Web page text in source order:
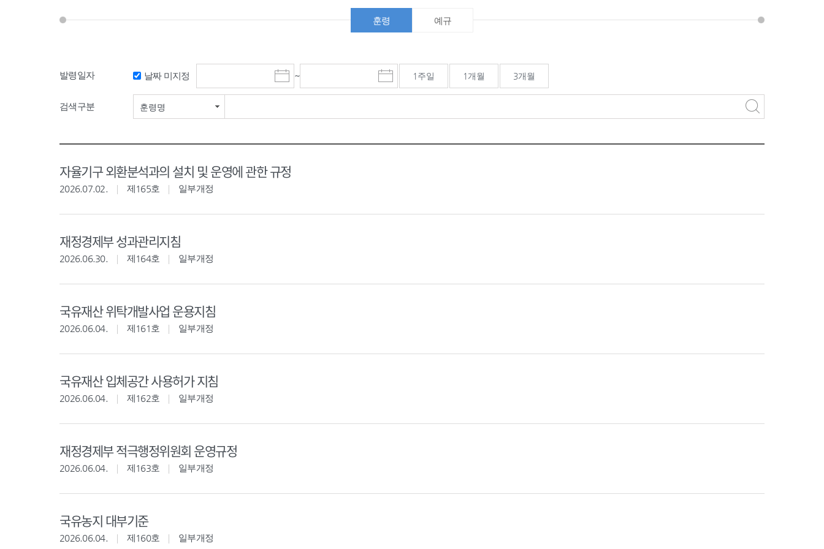
훈령 예규
발령일자 날짜 미지정
시
작
~
마
감
1주일 1개월 3개월
검색구분 훈령명
자율기구 외환분석과의 설치 및 운영에 관한 규정
2026.07.02. 제165호 일부개정
재정경제부 성과관리지침
2026.06.30. 제164호 일부개정
국유재산 위탁개발사업 운용지침
2026.06.04. 제161호 일부개정
국유재산 입체공간 사용허가 지침
2026.06.04. 제162호 일부개정
재정경제부 적극행정위원회 운영규정
2026.06.04. 제163호 일부개정
국유농지 대부기준
2026.06.04. 제160호 일부개정